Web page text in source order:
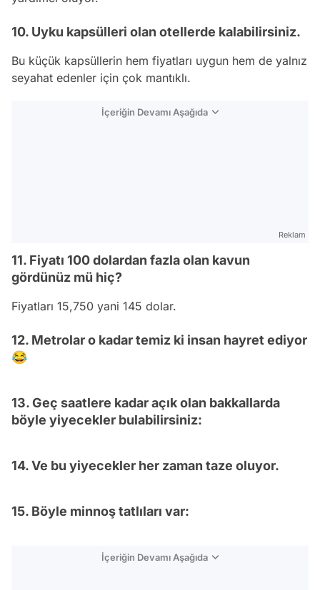
10. Uyku kapsülleri olan otellerde kalabilirsiniz.
Bu küçük kapsüllerin hem fiyatları uygun hem de yalnız
seyahat edenler için çok mantıklı.
İçeriğin Devamı Aşağıda
Reklam
11. Fiyatı 100 dolardan fazla olan kavun
gördünüz mü hiç?
Fiyatları 15,750 yani 145 dolar.
12. Metrolar o kadar temiz ki insan hayret ediyor
😂
13. Geç saatlere kadar açık olan bakkallarda
böyle yiyecekler bulabilirsiniz:
14. Ve bu yiyecekler her zaman taze oluyor.
15. Böyle minnoş tatlıları var:
İçeriğin Devamı Aşağıda